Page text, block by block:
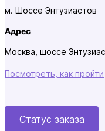
м. Шоссе Энтузиастов
Адрес
Москва, шоссе
Посмотреть, как пройти
Статус заказа